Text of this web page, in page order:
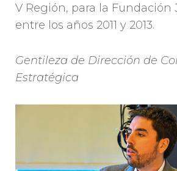
V Región, para la Fundación
entre los años 2011 y 2013.
Gentileza de Dirección de
Estratégica